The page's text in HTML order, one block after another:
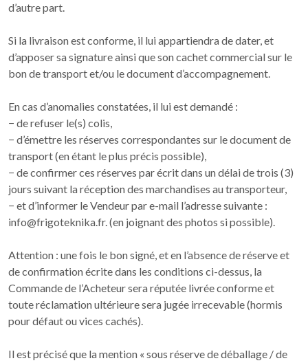
d’autre part.
Si la livraison est conforme, il lui appartiendra de dater, et
d’apposer sa signature ainsi que son cachet commercial sur le
bon de transport et/ou le document d’accompagnement.
En cas d’anomalies constatées, il lui est demandé :
− de refuser le(s) colis,
− d’émettre les réserves correspondantes sur le document de
transport (en étant le plus précis possible),
− de confirmer ces réserves par écrit dans un délai de trois (3)
jours suivant la réception des marchandises au transporteur,
− et d’informer le Vendeur par e-mail l’adresse suivante :
info@frigoteknika.fr. (en joignant des photos si possible).
Attention : une fois le bon signé, et en l’absence de réserve et
de confirmation écrite dans les conditions ci-dessus, la
Commande de l’Acheteur sera réputée livrée conforme et
toute réclamation ultérieure sera jugée irrecevable (hormis
pour défaut ou vices cachés).
Il est précisé que la mention « sous réserve de déballage / de